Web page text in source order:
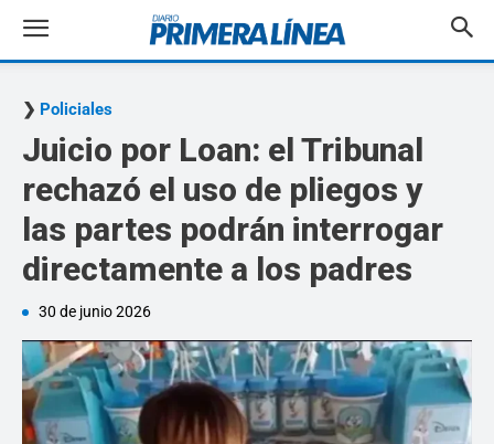
Policiales
Juicio por Loan: el Tribunal
rechazó el uso de pliegos y
las partes podrán interrogar
directamente a los padres
30 de junio 2026